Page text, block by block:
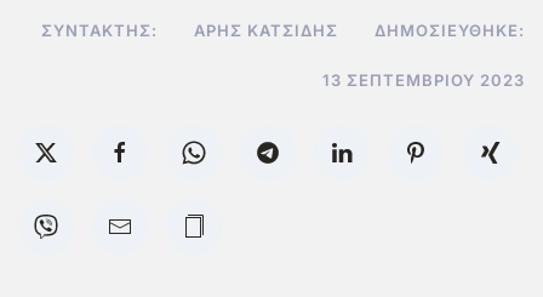
ΣΥΝΤΆΚΤΗΣ: ΆΡΗΣ ΚΑΤΣΊΔΗΣ ΔΗΜΟΣΙΕΎΘΗΚΕ:
13 ΣΕΠΤΕΜΒΡΊΟΥ 2023